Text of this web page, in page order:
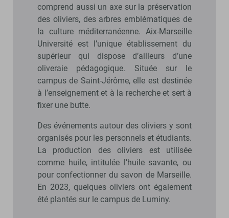
comprend aussi un axe sur la préservation
des oliviers, des arbres emblématiques de
la culture méditerranéenne. Aix-Marseille
Université est l’unique établissement du
supérieur qui dispose d’ailleurs d’une
oliveraie pédagogique. Située sur le
campus de Saint-Jérôme, elle est destinée
à l’enseignement et à la recherche et sert à
fixer une butte.
Des événements autour des oliviers y sont
organisés pour les personnels et étudiants.
La production des oliviers est utilisée
comme huile, intitulée l’huile savante, ou
pour confectionner du savon de Marseille.
En 2023, quelques oliviers ont également
été plantés sur le campus de Luminy.